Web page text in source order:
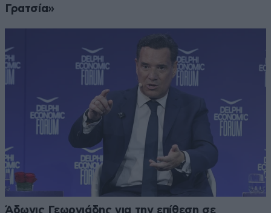
Γρατσία»
Άδωνις Γεωργιάδης για την επίθεση σε